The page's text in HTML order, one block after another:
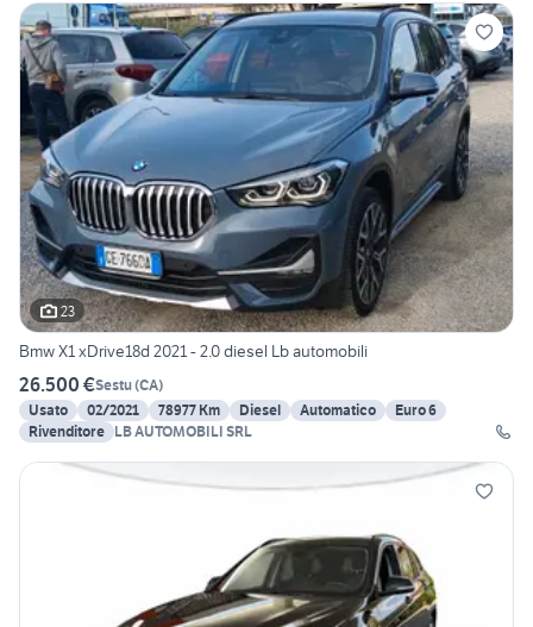
23
Bmw X1 xDrive18d 2021 - 2.0 diesel Lb automobili
26.500 €Sestu(CA)
Usato
02/2021 78977 Km Diesel Automatico
Euro 6
Rivenditore
LB AUTOMOBILI SRL